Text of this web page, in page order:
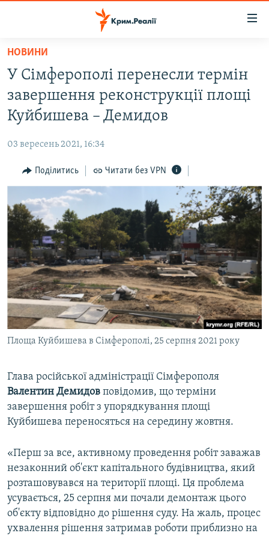
Перейти
основного
матеріалу
Перейти
до
основної
навігації
Перейти
до
пошуку
НОВИНИ
ВОДА.КРИМ
ВІДЕО ТА ФОТО
БЛОГИ
ПОГЛЯД
ВСЕ ЗА ДЕНЬ
СПЕЦПРОЕКТИ
ДЕПОРТАЦІЯ
ВІДЕОУРОКИ «ELIFBE»
СВІДЧЕННЯ ОКУПАЦІЇ
УКРАЇНСЬКА ПРОБЛЕМА КРИМУ
ІНФОГРАФІКА
ЯК ОБІЙТИ БЛОКУВАННЯ
Русский
Qırımtatar
ДОЛУЧАЙСЯ!
Усі сайти RFE/RL
НОВИНИ
У Сімферополі перенесли термін
завершення реконструкції площі
Куйбишева – Демидов
03 вересень 2021, 16:34
Поділитись Читати без VPN
Площа Куйбишева в Сімферополі, 25 серпня 2021 року
Глава російської адміністрації Сімферополя
Валентин Демидов повідомив, що терміни
завершення робіт з упорядкування площі
Куйбишева переносяться на середину жовтня.
«Перш за все, активному проведення робіт заважав
незаконний об'єкт капітального будівництва, який
розташовувався на території площі. Ця проблема
усувається, 25 серпня ми почали демонтаж цього
об'єкту відповідно до рішення суду. На жаль, процес
ухвалення рішення затримав роботи приблизно на